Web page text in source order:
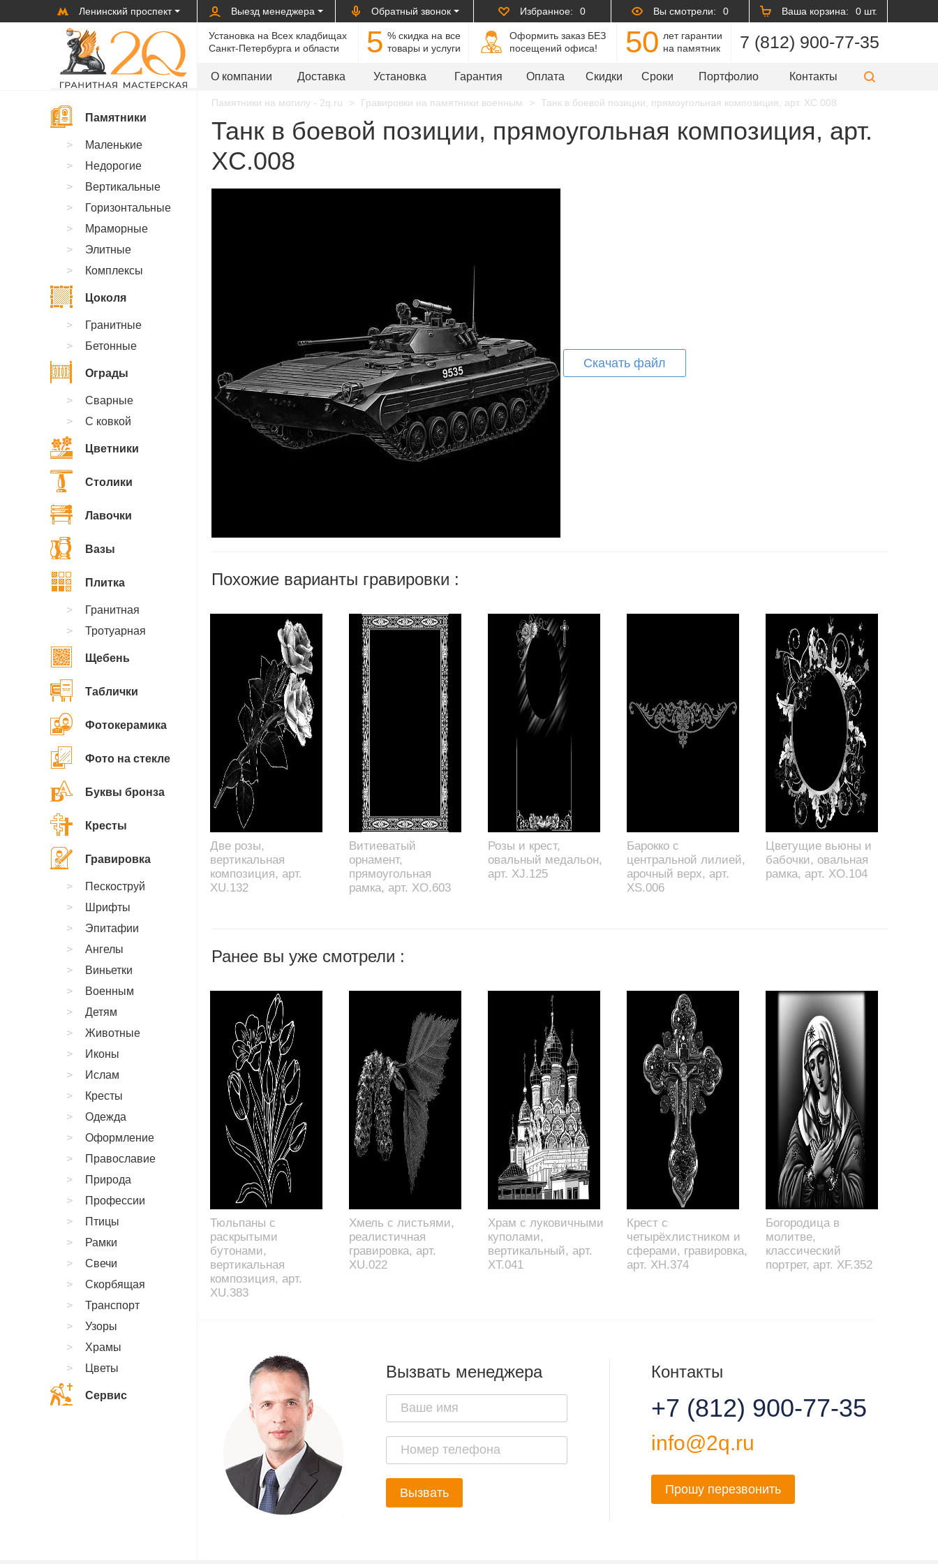
Ленинский проспект Выезд менеджера Обратный звонок Избранное: 0 Вы смотрели: 0 Ваша корзина: 0 шт.
Установка на Всех кладбищах
Санкт-Петербурга и области
5 % cкидка на все
товары и услуги
Оформить заказ БЕЗ
посещений офиса!
50 лет гарантии
на памятник
7 (812) 900-77-35
О компании Доставка Установка Гарантия Оплата Скидки Сроки Портфолио Контакты
Памятники на могилу - 2q.ru Гравировки на памятники военным Танк в боевой позиции, прямоугольная композиция, арт. XC.008
Танк в боевой позиции, прямоугольная композиция, арт.
XC.008
Скачать файл
Похожие варианты гравировки :
Две розы,
вертикальная
композиция, арт.
XU.132
Витиеватый
орнамент,
прямоугольная
рамка, арт. XO.603
Розы и крест,
овальный медальон,
арт. XJ.125
Барокко с
центральной лилией,
арочный верх, арт.
XS.006
Цветущие вьюны и
бабочки, овальная
рамка, арт. XO.104
Ранее вы уже смотрели :
Тюльпаны с
раскрытыми
бутонами,
вертикальная
композиция, арт.
XU.383
Хмель с листьями,
реалистичная
гравировка, арт.
XU.022
Храм с луковичными
куполами,
вертикальный, арт.
XT.041
Крест с
четырёхлистником и
сферами, гравировка,
арт. XH.374
Богородица в
молитве,
классический
портрет, арт. XF.352
Памятники
Маленькие
Недорогие
Вертикальные
Горизонтальные
Мраморные
Элитные
Комплексы
Цоколя
Гранитные
Бетонные
Ограды
Сварные
С ковкой
Цветники
Столики
Лавочки
Вазы
Плитка
Гранитная
Тротуарная
Щебень
Таблички
Фотокерамика
Фото на стекле
Буквы бронза
Кресты
Гравировка
Пескоструй
Шрифты
Эпитафии
Ангелы
Виньетки
Военным
Детям
Животные
Иконы
Ислам
Кресты
Одежда
Оформление
Православие
Природа
Профессии
Птицы
Рамки
Свечи
Скорбящая
Транспорт
Узоры
Храмы
Цветы
Сервис
Вызвать менеджера
Вызвать
Контакты
+7 (812) 900-77-35
info@2q.ru
Прошу перезвонить